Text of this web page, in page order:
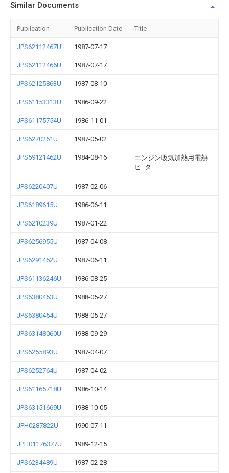
Similar Documents
Publication Publication Date Title
JPS62112467U 1987-07-17
JPS62112466U 1987-07-17
JPS62125863U 1987-08-10
JPS61153313U 1986-09-22
JPS61175754U 1986-11-01
JPS6270261U 1987-05-02
JPS59121462U 1984-08-16
エンジン吸気加熱用電熱
ヒ−タ
JPS6220407U 1987-02-06
JPS6189615U 1986-06-11
JPS6210239U 1987-01-22
JPS6256955U 1987-04-08
JPS6291462U 1987-06-11
JPS61136246U 1986-08-25
JPS6380453U 1988-05-27
JPS6380454U 1988-05-27
JPS63148060U 1988-09-29
JPS6255893U 1987-04-07
JPS6252764U 1987-04-02
JPS61165718U 1986-10-14
JPS63151669U 1988-10-05
JPH0287822U 1990-07-11
JPH01176377U 1989-12-15
JPS6234489U 1987-02-28